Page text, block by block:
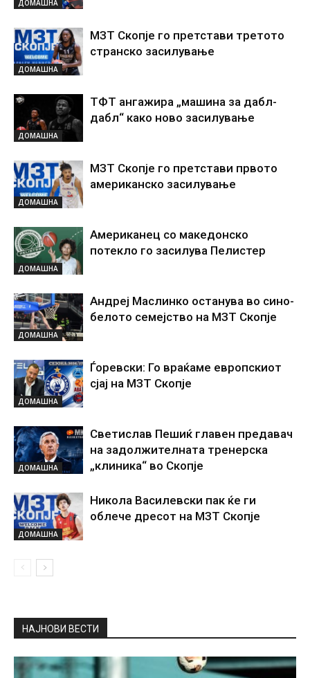
ДОМАШНА
ДОМАШНА
МЗТ Скопје го претстави третото
странско засилување
ДОМАШНА
ТФТ ангажира „машина за дабл-
дабл“ како ново засилување
ДОМАШНА
МЗТ Скопје го претстави првото
американско засилување
ДОМАШНА
Американец со македонско
потекло го засилува Пелистер
ДОМАШНА
Андреј Маслинко останува во сино-
белото семејство на МЗТ Скопје
ДОМАШНА
Ѓоревски: Го враќаме европскиот
сјај на МЗТ Скопје
ДОМАШНА
Светислав Пешиќ главен предавач
на задолжителната тренерска
„клиника“ во Скопје
ДОМАШНА
Никола Василевски пак ќе ги
облече дресот на МЗТ Скопје
НАЈНОВИ ВЕСТИ